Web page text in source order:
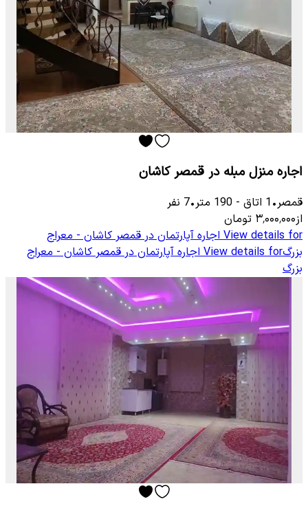
اجاره منزل مبله در قمصر کاشان
قمصر•
1 اتاق -
190 متر•
7 نفر
از۳٬۰۰۰٬۰۰۰ تومان
View details for اجاره آپارتمان در قمصر کاشان - معراج
بزرگView details for اجاره آپارتمان در قمصر کاشان - معراج
بزرگ